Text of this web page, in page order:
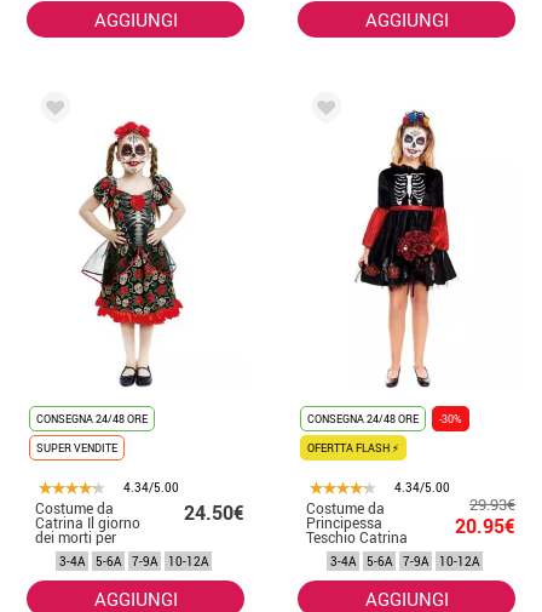
AGGIUNGI AGGIUNGI
CONSEGNA 24/48 ORE
SUPER VENDITE
4.34/5.00
Costume da
Catrina Il giorno
dei morti per
bambina
24.50€
3-4A 5-6A 7-9A 10-12A
AGGIUNGI
CONSEGNA 24/48 ORE
-30%
OFERTTA FLASH ⚡
4.34/5.00
Costume da
Principessa
Teschio Catrina
per bambina
29.93€
20.95€
3-4A 5-6A 7-9A 10-12A
AGGIUNGI